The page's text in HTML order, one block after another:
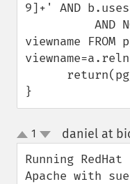
9]+' AND
viewname FROM
}
up
down
1 daniel at
Running
Apache with